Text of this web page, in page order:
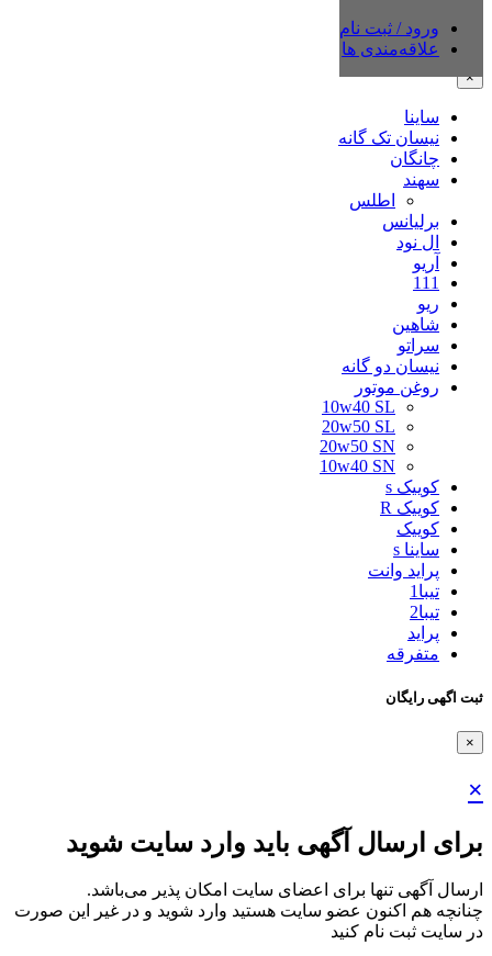
دسته‌بندی‌ها
×
ساینا
نیسان تک گانه
چانگان
سهند
اطلس
برلیانس
ال نود
آریو
111
ریو
شاهین
سراتو
نیسان دو گانه
روغن موتور
10w40 SL
20w50 SL
20w50 SN
10w40 SN
کوییک s
کوییک R
کوییک
ساینا s
پراید وانت
تیبا1
تیبا2
پراید
متفرقه
ثبت اگهی رایگان
×
×
برای ارسال آگهی باید وارد سایت شوید
ارسال آگهی تنها برای اعضای سایت امکان پذیر می‌باشد.
چنانچه هم‌ اکنون عضو سایت هستید وارد شوید و در غیر این صورت
در سایت ثبت نام کنید
ورود / ثبت نام
علاقه‌مندی ها